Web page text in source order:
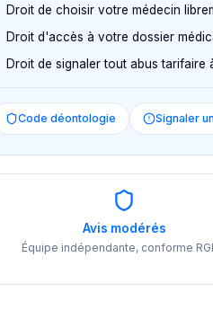
Droit de choisir votre médecin
Droit d'accès à votre dossier
Droit de signaler tout abus tarifaire
Code déontologie Signaler
Avis modérés
Équipe indépendante, conforme